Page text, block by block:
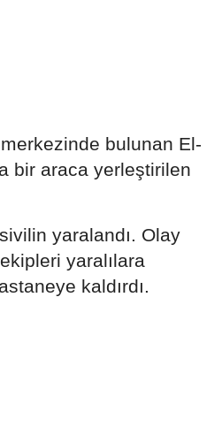
bulunan El-
bir araca yerleştirilen
yaralandı. Olay
yaralılara
kaldırdı.